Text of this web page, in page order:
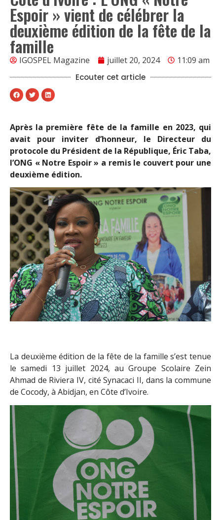
Espoir » vient de célébrer la
deuxième édition de la fête de la
famille
IGOSPEL Magazine juillet 20, 2024 11:09 am
Ecouter cet article
Après la première fête de la famille en 2023, qui
avait pour inviter d’honneur, le Directeur du
protocole du Président de la République, Éric Taba,
l’ONG « Notre Espoir » a remis le couvert pour une
deuxième édition.
La deuxième édition de la fête de la famille s’est tenue
le samedi 13 juillet 2024, au Groupe Scolaire Zein
Ahmad de Riviera IV, cité Synacaci II, dans la commune
de Cocody, à Abidjan, en Côte d’Ivoire.